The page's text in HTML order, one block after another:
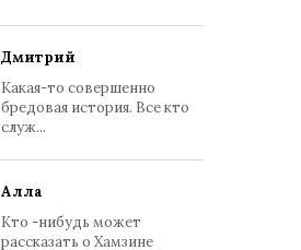
Дмитрий
Какая-то совершенно
бредовая история. Все кто
служ...
Алла
Кто -нибудь может
рассказать о Хамзине